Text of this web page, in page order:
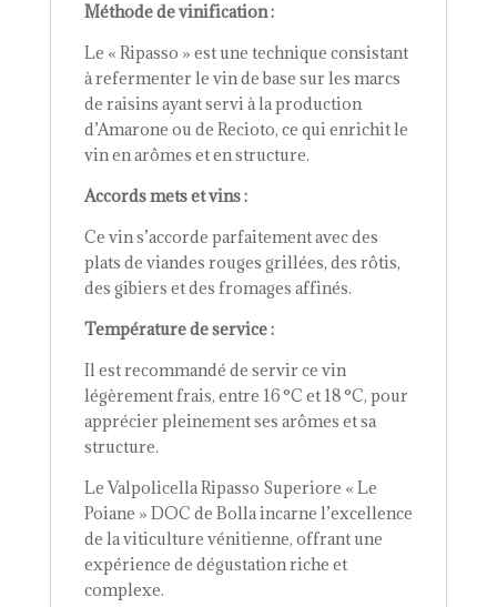
Méthode de vinification :
Le « Ripasso » est une technique consistant
à refermenter le vin de base sur les marcs
de raisins ayant servi à la production
d’Amarone ou de Recioto, ce qui enrichit le
vin en arômes et en structure.
Accords mets et vins :
Ce vin s’accorde parfaitement avec des
plats de viandes rouges grillées, des rôtis,
des gibiers et des fromages affinés.
Température de service :
Il est recommandé de servir ce vin
légèrement frais, entre 16 °C et 18 °C, pour
apprécier pleinement ses arômes et sa
structure.
Le Valpolicella Ripasso Superiore « Le
Poiane » DOC de Bolla incarne l’excellence
de la viticulture vénitienne, offrant une
expérience de dégustation riche et
complexe.